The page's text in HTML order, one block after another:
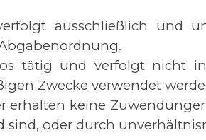
ausschließlich und
tätig und verfolgt nicht
Zwecke verwendet
erhalten keine
sind, oder durch